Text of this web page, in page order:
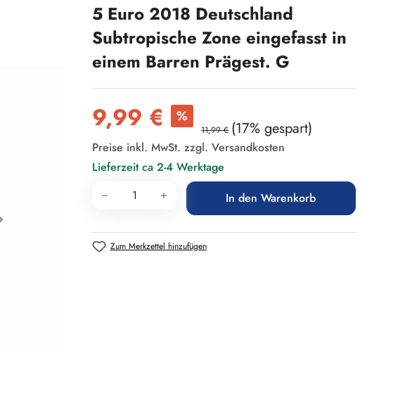
5 Euro 2018 Deutschland
Subtropische Zone eingefasst in
einem Barren Prägest. G
Verkaufspreis:
9,99 € %
11,99 € (17% gespart)
Preise inkl. MwSt. zzgl. Versandkosten
Lieferzeit ca 2-4 Werktage
Produkt Anzahl: Gib den gewünschten
In den Warenkorb
Zum Merkzettel hinzufügen